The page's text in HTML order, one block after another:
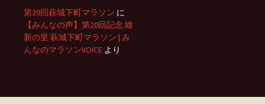
第20回萩城下町マラソン に
【みんなの声】第20回記念 維
新の里 萩城下町マラソン | み
んなのマラソンVOICE より